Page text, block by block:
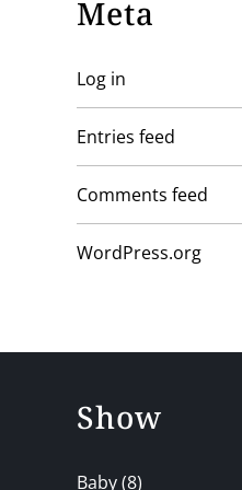
Meta
Log in
Entries feed
Comments feed
WordPress.org
Show
Baby(8)